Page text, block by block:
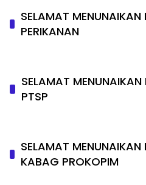
SELAMAT
PERIKANAN
SELAMAT
PTSP
SELAMAT
KABAG PROKOPIM